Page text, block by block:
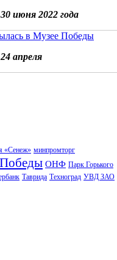
июня 2022 года
в Музее Победы
апреля
«Сенеж» минпромторг
ОНФ Парк Горького
Таврида Техноград УВД ЗАО